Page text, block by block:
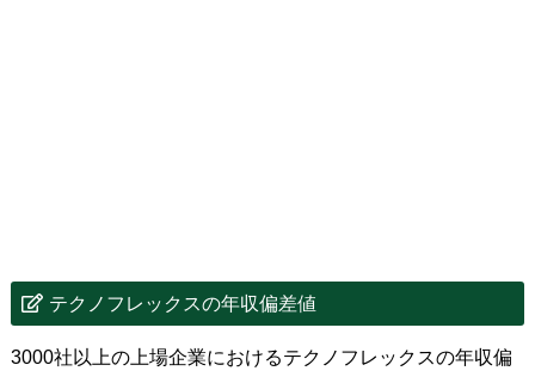
テクノフレックスの年収偏差値
3000社以上の上場企業におけるテクノフレックスの年収偏